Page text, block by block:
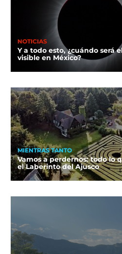
NOTICIAS
Y a todo esto, ¿cuándo será
visible en México?
MIENTRAS TANTO
Vamos a perdernos: todo lo
el Laberinto del Ajusco